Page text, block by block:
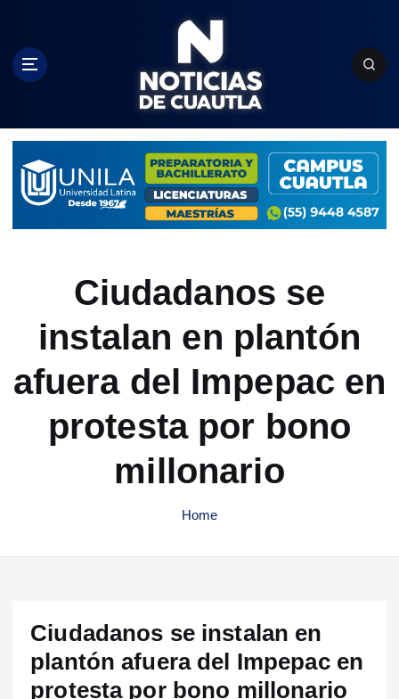
c
Ciudadanos se
instalan en plantón
afuera del Impepac en
protesta por bono
millonario
Home
Ciudadanos se instalan en
plantón afuera del Impepac en
protesta por bono millonario